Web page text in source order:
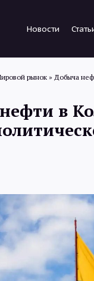
Новости
рынок » Добыча
в